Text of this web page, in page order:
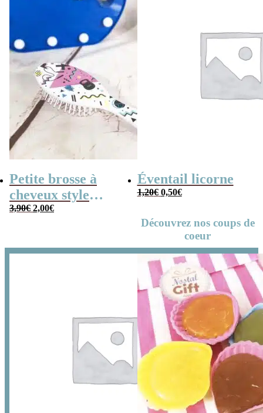
Petite brosse à
cheveux style
années 80
3,90€ Le
prix
2,00€Le
prix
Éventail licorne
1,20€ Le
prix
0,50€Le
prix
Découvrez nos coups de
coeur